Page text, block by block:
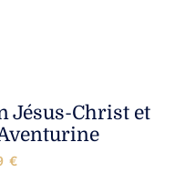
Jésus-Christ et
€